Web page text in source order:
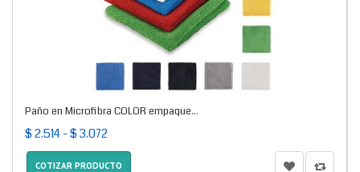
Paño en Microfibra COLOR empaque...
$ 2.514 - $ 3.072
COTIZAR PRODUCTO